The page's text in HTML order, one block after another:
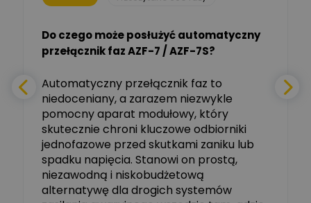
Tomasz Salak
Ekspert
Ekspert ABB
Ekspert, ABB Zadaj pytanie
Michał Szulborski
Ekspert ETI - Dr inż. w
dziedzinie Aparatów
Elektrycznych / Senior
R&D Scientist / Product
Manager
Do czego może posłużyć automatyczny
przełącznik faz AZF-7 / AZF-7S?
Automatyczny przełącznik faz to
niedoceniany, a zarazem niezwykle
pomocny aparat modułowy, który
skutecznie chroni kluczowe odbiorniki
jednofazowe przed skutkami zaniku lub
spadku napięcia. Stanowi on prostą,
niezawodną i niskobudżetową
alternatywę dla drogich systemów